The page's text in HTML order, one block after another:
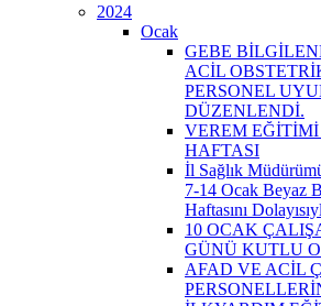
2024
Ocak
GEBE
ACİL
PERSONEL
DÜZENLENDİ.
VEREM
HAFTASI
İl Sağlık
7-14 Ocak Beyaz
Haftasını
10 OCAK
GÜNÜ KUTLU
AFAD VE ACİL